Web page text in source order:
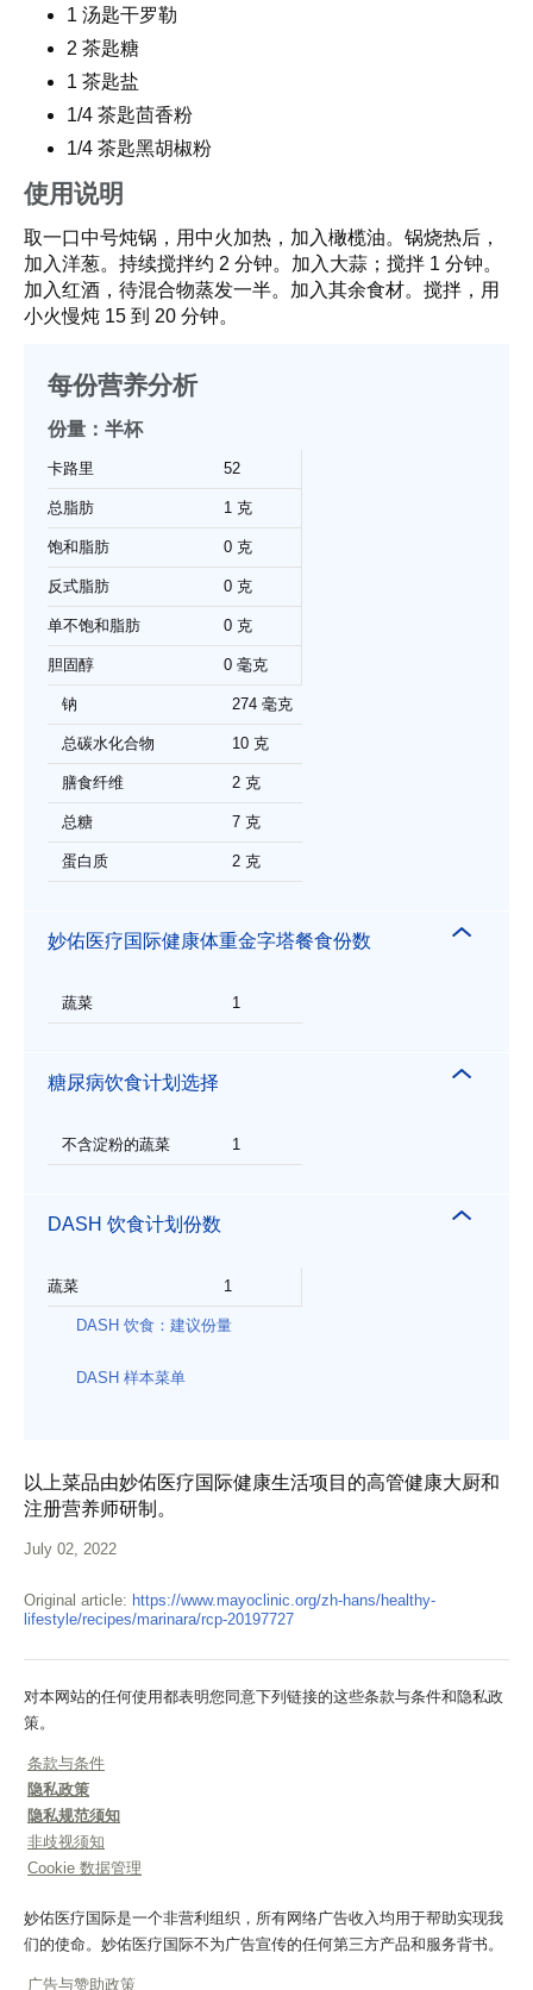
1 汤匙干罗勒
2 茶匙糖
1 茶匙盐
1/4 茶匙茴香粉
1/4 茶匙黑胡椒粉
使用说明
取一口中号炖锅，用中火加热，加入橄榄油。锅烧热后，
加入洋葱。持续搅拌约 2 分钟。加入大蒜；搅拌 1 分钟。
加入红酒，待混合物蒸发一半。加入其余食材。搅拌，用
小火慢炖 15 到 20 分钟。
每份营养分析
份量：半杯
卡路里 52
总脂肪 1 克
饱和脂肪 0 克
反式脂肪 0 克
单不饱和脂肪 0 克
胆固醇 0 毫克
钠 274 毫克
总碳水化合物 10 克
膳食纤维 2 克
总糖 7 克
蛋白质 2 克
妙佑医疗国际健康体重金字塔餐食份数
蔬菜 1
糖尿病饮食计划选择
不含淀粉的蔬菜 1
DASH 饮食计划份数
蔬菜 1
DASH 饮食：建议份量
DASH 样本菜单
以上菜品由妙佑医疗国际健康生活项目的高管健康大厨和
注册营养师研制。
July 02, 2022
Original article: https://www.mayoclinic.org/zh-hans/healthy-
lifestyle/recipes/marinara/rcp-20197727
对本网站的任何使用都表明您同意下列链接的这些条款与条件和隐私政
策。
条款与条件
隐私政策
隐私规范须知
非歧视须知
Cookie 数据管理
妙佑医疗国际是一个非营利组织，所有网络广告收入均用于帮助实现我
们的使命。妙佑医疗国际不为广告宣传的任何第三方产品和服务背书。
广告与赞助政策